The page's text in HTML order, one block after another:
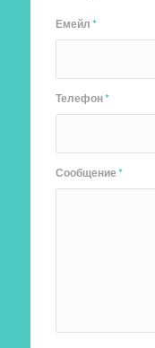
Емейл*
Телефон*
Сообщение*